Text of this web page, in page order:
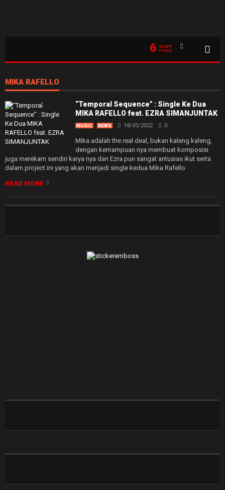
6
STAFF
PICKS
MIKA RAFELLO
“Temporal Sequence” : Single Ke Dua
MIKA RAFELLO feat. EZRA SIMANJUNTAK
MUSIC NEWS 18/05/2022 0
Mika adalah the real deal, bukan kaleng kaleng,
dengan kemampuan nya membuat komposisi
juga merekam sendiri karya nya dan Ezra pun sangat antusias ikut serta
dalam project ini yang akan menjadi single kedua Mika Rafello
READ MORE